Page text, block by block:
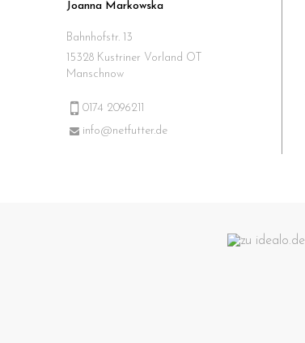
Joanna Markowska
Bahnhofstr. 13
15328 Kustriner Vorland OT
Manschnow
0174 2096211
info@netfutter.de